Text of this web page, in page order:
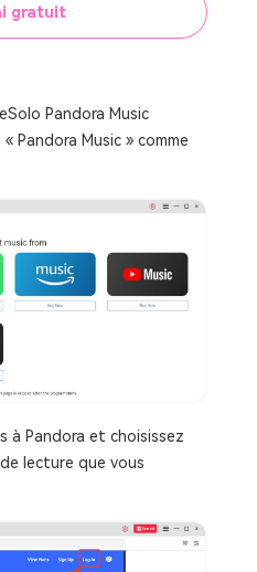
gratuit
Pandora Music
Pandora Music » comme
à Pandora et choisissez
lecture que vous